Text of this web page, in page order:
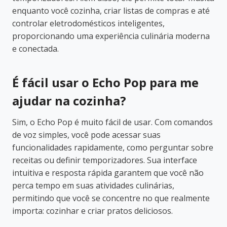
enquanto você cozinha, criar listas de compras e até
controlar eletrodomésticos inteligentes,
proporcionando uma experiência culinária moderna
e conectada.
É fácil usar o Echo Pop para me
ajudar na cozinha?
Sim, o Echo Pop é muito fácil de usar. Com comandos
de voz simples, você pode acessar suas
funcionalidades rapidamente, como perguntar sobre
receitas ou definir temporizadores. Sua interface
intuitiva e resposta rápida garantem que você não
perca tempo em suas atividades culinárias,
permitindo que você se concentre no que realmente
importa: cozinhar e criar pratos deliciosos.